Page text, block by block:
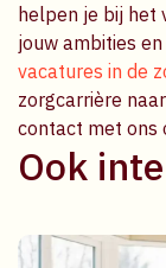
helpen je bij het
jouw ambities
vacatures in de
zorgcarrière
contact met ons
Ook